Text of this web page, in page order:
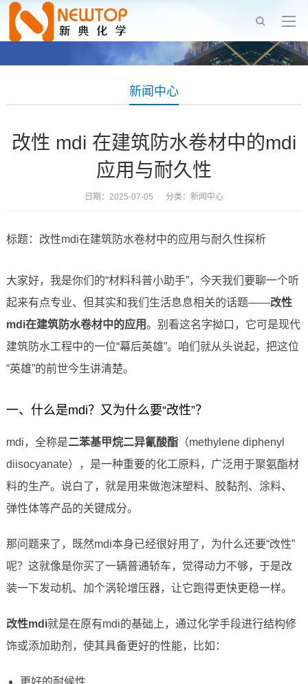
新闻中心
改性 mdi 在建筑防水卷材中的mdi
应用与耐久性
日期：2025-07-05 分类： 新闻中心
标题：改性mdi在建筑防水卷材中的应用与耐久性探析
大家好，我是你们的“材料科普小助手”，今天我们要聊一个听
起来有点专业、但其实和我们生活息息相关的话题——改性
mdi在建筑防水卷材中的应用。别看这名字拗口，它可是现代
建筑防水工程中的一位“幕后英雄”。咱们就从头说起，把这位
“英雄”的前世今生讲清楚。
一、什么是mdi？又为什么要“改性”？
mdi，全称是二苯基甲烷二异氰酸酯（methylene diphenyl
diisocyanate），是一种重要的化工原料，广泛用于聚氨酯材
料的生产。说白了，就是用来做泡沫塑料、胶黏剂、涂料、
弹性体等产品的关键成分。
那问题来了，既然mdi本身已经很好用了，为什么还要“改性”
呢？这就像是你买了一辆普通轿车，觉得动力不够，于是改
装一下发动机、加个涡轮增压器，让它跑得更快更稳一样。
改性mdi就是在原有mdi的基础上，通过化学手段进行结构修
饰或添加助剂，使其具备更好的性能，比如：